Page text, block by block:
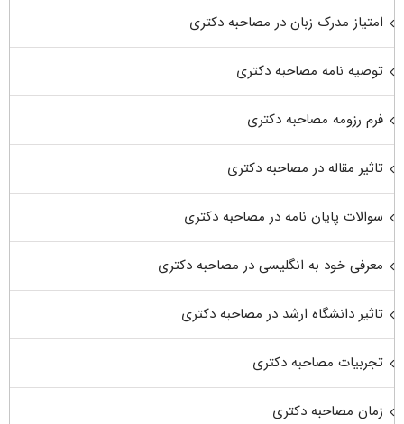
امتیاز مدرک زبان در مصاحبه دکتری
توصیه نامه مصاحبه دکتری
فرم رزومه مصاحبه دکتری
تاثیر مقاله در مصاحبه دکتری
سوالات پایان نامه در مصاحبه دکتری
معرفی خود به انگلیسی در مصاحبه دکتری
تاثیر دانشگاه ارشد در مصاحبه دکتری
تجربیات مصاحبه دکتری
زمان مصاحبه دکتری